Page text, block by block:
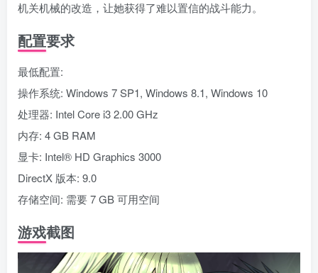
机关机械的改造，让她获得了难以置信的战斗能力。
配置要求
最低配置:
操作系统: Windows 7 SP1, Windows 8.1, Windows 10
处理器: Intel Core i3 2.00 GHz
内存: 4 GB RAM
显卡: Intel® HD Graphics 3000
DirectX 版本: 9.0
存储空间: 需要 7 GB 可用空间
游戏截图